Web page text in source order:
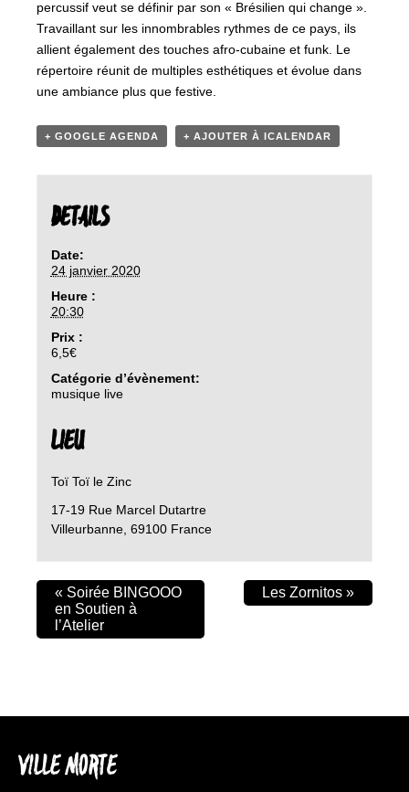
percussif veut se définir par son « Brésilien qui change ».
Travaillant sur les innombrables rythmes de ce pays, ils
allient également des touches afro-cubaine et funk. Le
répertoire réunit de multiples esthétiques et évolue dans
une ambiance plus que festive.
+ GOOGLE AGENDA + AJOUTER À ICALENDAR
DETAILS
Date:
24 janvier 2020
Heure :
20:30
Prix :
6,5€
Catégorie d’évènement:
musique live
LIEU
Toï Toï le Zinc
17-19 Rue Marcel Dutartre
Villeurbanne, 69100 France
« Soirée BINGOOO
en Soutien à
l’Atelier
Les Zornitos »
VILLE MORTE